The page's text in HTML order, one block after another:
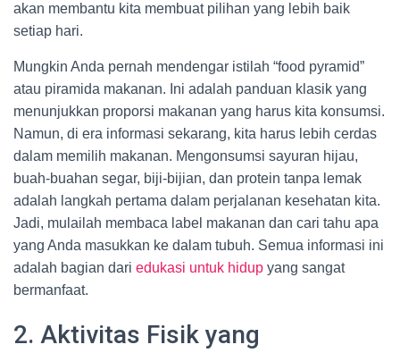
akan membantu kita membuat pilihan yang lebih baik
setiap hari.
Mungkin Anda pernah mendengar istilah “food pyramid”
atau piramida makanan. Ini adalah panduan klasik yang
menunjukkan proporsi makanan yang harus kita konsumsi.
Namun, di era informasi sekarang, kita harus lebih cerdas
dalam memilih makanan. Mengonsumsi sayuran hijau,
buah-buahan segar, biji-bijian, dan protein tanpa lemak
adalah langkah pertama dalam perjalanan kesehatan kita.
Jadi, mulailah membaca label makanan dan cari tahu apa
yang Anda masukkan ke dalam tubuh. Semua informasi ini
adalah bagian dari edukasi untuk hidup yang sangat
bermanfaat.
2. Aktivitas Fisik yang